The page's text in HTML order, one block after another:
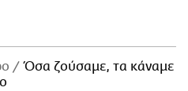
Όσα ζούσαμε, τα κάναμε